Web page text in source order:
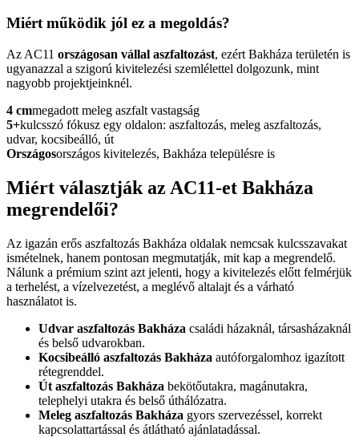
Miért működik jól ez a megoldás?
Az AC11 országosan vállal aszfaltozást, ezért Bakháza területén is
ugyanazzal a szigorú kivitelezési szemlélettel dolgozunk, mint
nagyobb projektjeinknél.
4 cmmegadott meleg aszfalt vastagság
5+kulcsszó fókusz egy oldalon: aszfaltozás, meleg aszfaltozás,
udvar, kocsibeálló, út
Országosországos kivitelezés, Bakháza településre is
Miért választják az AC11-et Bakháza
megrendelői?
Az igazán erős aszfaltozás Bakháza oldalak nemcsak kulcsszavakat
ismételnek, hanem pontosan megmutatják, mit kap a megrendelő.
Nálunk a prémium szint azt jelenti, hogy a kivitelezés előtt felmérjük
a terhelést, a vízelvezetést, a meglévő altalajt és a várható
használatot is.
Udvar aszfaltozás Bakháza családi házaknál, társasházaknál
és belső udvarokban.
Kocsibeálló aszfaltozás Bakháza autóforgalomhoz igazított
rétegrenddel.
Út aszfaltozás Bakháza bekötőutakra, magánutakra,
telephelyi utakra és belső úthálózatra.
Meleg aszfaltozás Bakháza gyors szervezéssel, korrekt
kapcsolattartással és átlátható ajánlatadással.